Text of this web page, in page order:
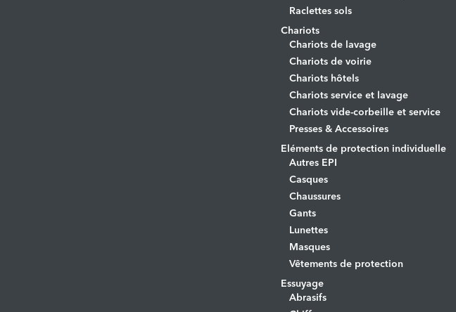
Raclettes sols
Chariots
Chariots de lavage
Chariots de voirie
Chariots hôtels
Chariots service et lavage
Chariots vide-corbeille et service
Presses & Accessoires
Eléments de protection individuelle
Autres EPI
Casques
Chaussures
Gants
Lunettes
Masques
Vêtements de protection
Essuyage
Abrasifs